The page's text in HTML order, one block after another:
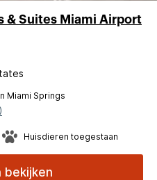
& Suites Miami Airport
Miami Springs
Huisdieren toegestaan
bekijken